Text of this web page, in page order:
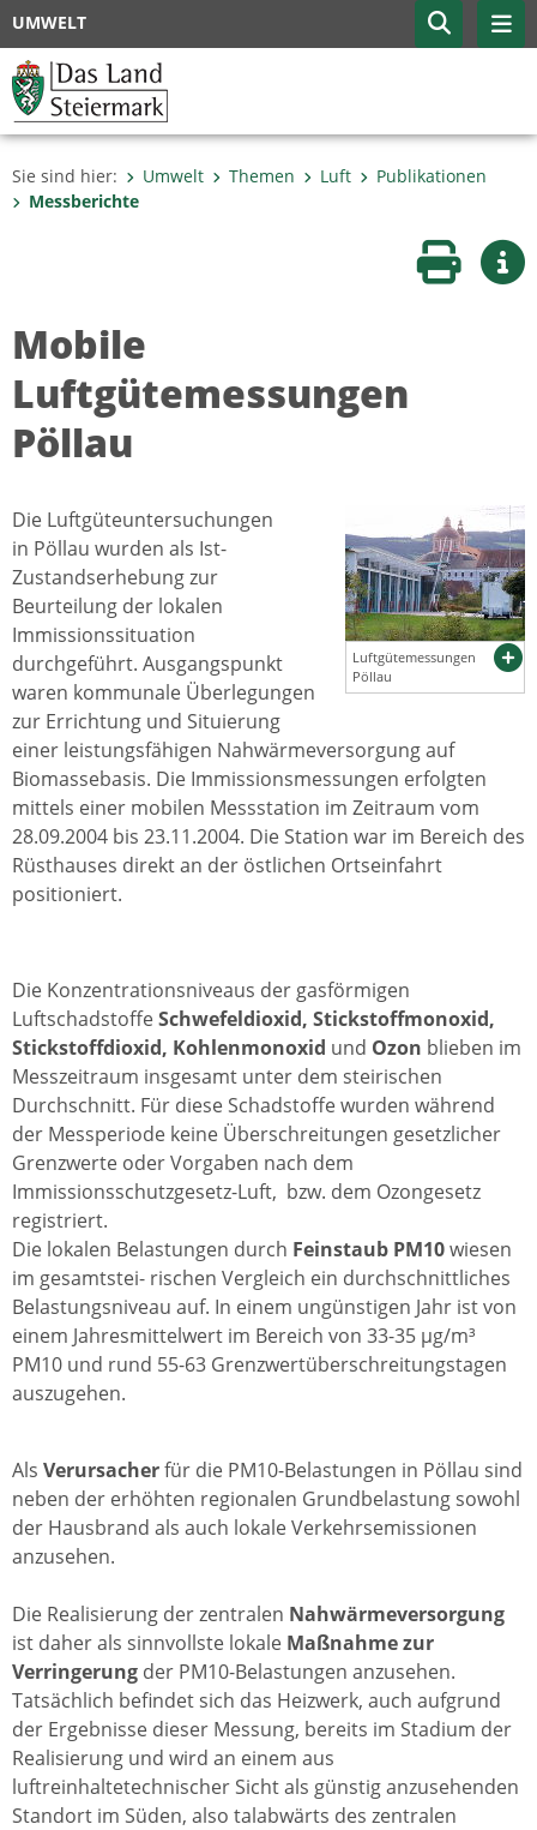
UMWELT
Sie sind hier: Umwelt Themen Luft
Publikationen
Messberichte
Seite
Mobile
Luftgütemessungen
Pöllau
Luftgütemessungen
Pöllau
Die Luftgüteuntersuchungen
in Pöllau wurden als Ist-
Zustandserhebung zur
Beurteilung der lokalen
Immissionssituation
durchgeführt. Ausgangspunkt
waren kommunale Überlegungen
zur Errichtung und Situierung
einer leistungsfähigen Nahwärmeversorgung auf
Biomassebasis. Die Immissionsmessungen erfolgten
mittels einer mobilen Messstation im Zeitraum vom
28.09.2004 bis 23.11.2004. Die Station war im Bereich des
Rüsthauses direkt an der östlichen Ortseinfahrt
positioniert.
Die Konzentrationsniveaus der gasförmigen
LuftschadstoffeSchwefeldioxid, Stickstoffmonoxid,
Stickstoffdioxid, Kohlenmonoxid und Ozon blieben im
Messzeitraum insgesamt unter dem steirischen
Durchschnitt. Für diese Schadstoffe wurden während
der Messperiode keine Überschreitungen gesetzlicher
Grenzwerte oder Vorgaben nach dem
Immissionsschutzgesetz-Luft, bzw. dem Ozongesetz
registriert.
Die lokalen Belastungen durch Feinstaub PM10wiesen
im gesamtstei- rischen Vergleich ein durchschnittliches
Belastungsniveau auf. In einem ungünstigen Jahr ist von
einem Jahresmittelwert im Bereich von 33-35 µg/m³
PM10 und rund 55-63 Grenzwertüberschreitungstagen
auszugehen.
Als Verursacherfür die PM10-Belastungen in Pöllau sind
neben der erhöhten regionalen Grundbelastung sowohl
der Hausbrand als auch lokale Verkehrsemissionen
anzusehen.
Die Realisierung der zentralen Nahwärmeversorgung
ist daher als sinnvollste lokale Maßnahme zur
Verringerung der PM10-Belastungen anzusehen.
Tatsächlich befindet sich das Heizwerk, auch aufgrund
der Ergebnisse dieser Messung, bereits im Stadium der
Realisierung und wird an einem aus
luftreinhaltetechnischer Sicht als günstig anzusehenden
Standort im Süden, also talabwärts des zentralen